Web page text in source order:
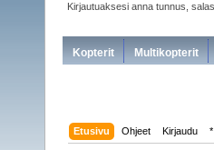
Kirjautuaksesi anna tunnus,
Kopterit Multikopterit
Etusivu Ohjeet Kirjaudu